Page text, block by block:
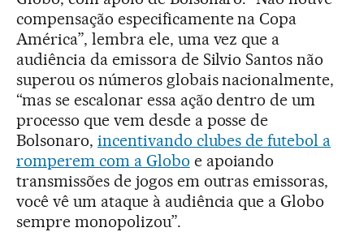
compensação especificamente na Copa
América”, lembra ele, uma vez que a
audiência da emissora de Silvio Santos não
superou os números globais nacionalmente,
“mas se escalonar essa ação dentro de um
processo que vem desde a posse de
Bolsonaro, incentivando clubes de futebol a
romperem com a Globo e apoiando
transmissões de jogos em outras emissoras,
você vê um ataque à audiência que a Globo
sempre monopolizou”.